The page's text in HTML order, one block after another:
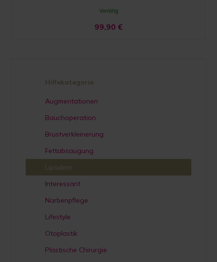
Vorrätig
99,90 €
Hilfekategorie
Augmentationen
Bauchoperation
Brustverkleinerung
Fettabsaugung
Lipödem
Interessant
Narbenpflege
Lifestyle
Otoplastik
Plastische Chirurgie